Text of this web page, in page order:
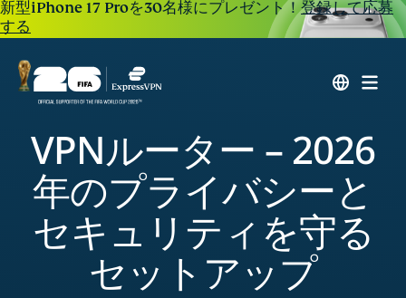
新型iPhone 17 Proを30名様にプレゼント！登録して応募
する
VPNルーター – 2026
年のプライバシーと
セキュリティを守る
セットアップ